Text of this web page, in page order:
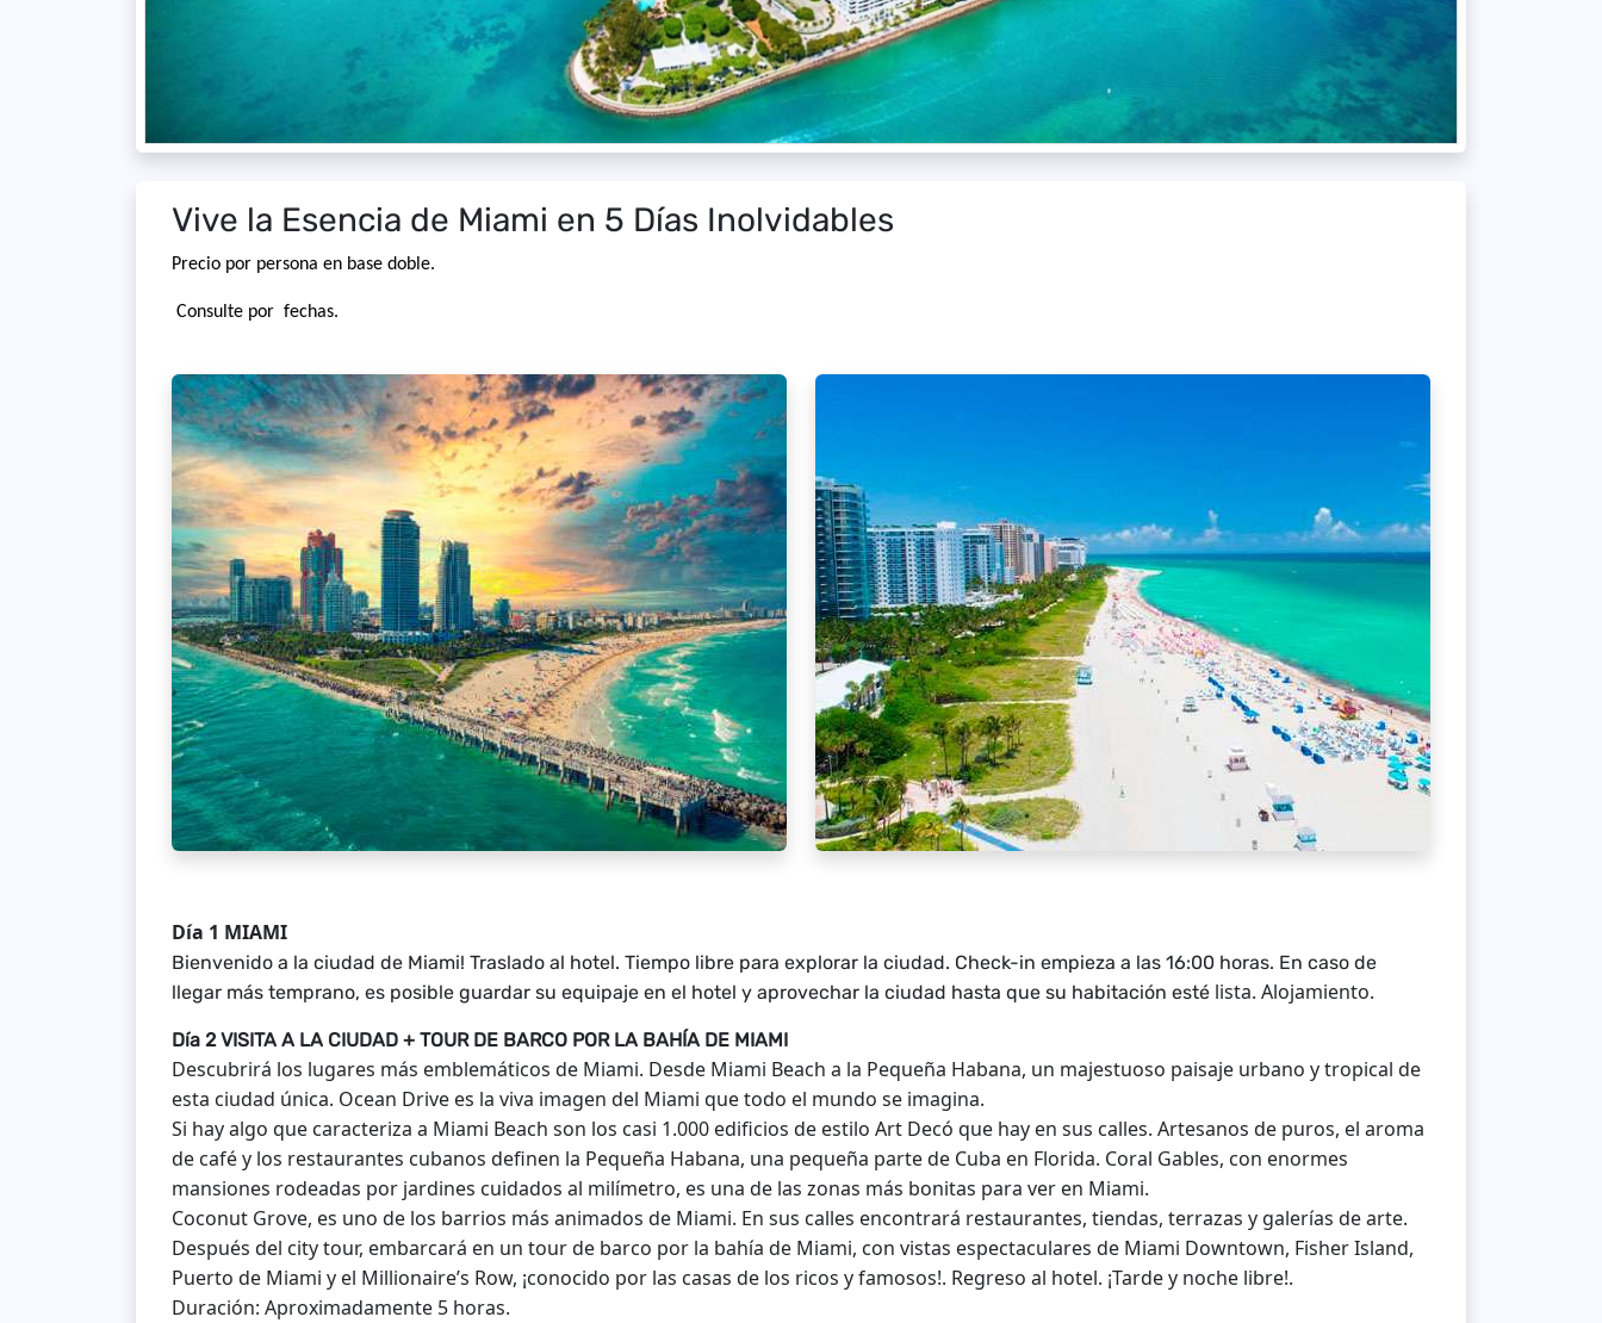
Vive la Esencia de Miami en 5 Días Inolvidables
Precio por persona en base doble.
Consulte por fechas.
Día 1 MIAMI
Bienvenido a la ciudad de Miami! Traslado al hotel. Tiempo libre para explorar la ciudad. Check-in empieza a las 16:00 horas. En caso de
llegar más temprano, es posible guardar su equipaje en el hotel y aprovechar la ciudad hasta que su habitación esté lista. Alojamiento.
Día 2 VISITA A LA CIUDAD + TOUR DE BARCO POR LA BAHÍA DE MIAMI
Descubrirá los lugares más emblemáticos de Miami. Desde Miami Beach a la Pequeña Habana, un majestuoso paisaje urbano y tropical de
esta ciudad única. Ocean Drive es la viva imagen del Miami que todo el mundo se imagina.
Si hay algo que caracteriza a Miami Beach son los casi 1.000 edificios de estilo Art Decó que hay en sus calles. Artesanos de puros, el aroma
de café y los restaurantes cubanos definen la Pequeña Habana, una pequeña parte de Cuba en Florida. Coral Gables, con enormes
mansiones rodeadas por jardines cuidados al milímetro, es una de las zonas más bonitas para ver en Miami.
Coconut Grove, es uno de los barrios más animados de Miami. En sus calles encontrará restaurantes, tiendas, terrazas y galerías de arte.
Después del city tour, embarcará en un tour de barco por la bahía de Miami, con vistas espectaculares de Miami Downtown, Fisher Island,
Puerto de Miami y el Millionaire’s Row, ¡conocido por las casas de los ricos y famosos!. Regreso al hotel. ¡Tarde y noche libre!.
Duración: Aproximadamente 5 horas.